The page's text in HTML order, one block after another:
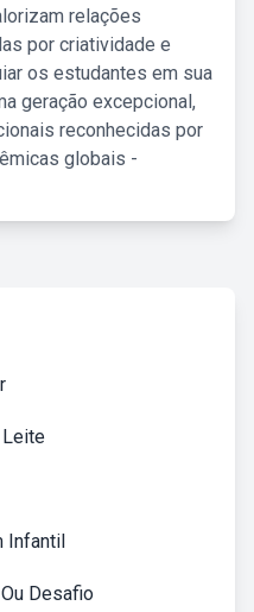
relações
por criatividade e
os estudantes em sua
geração excepcional,
reconhecidas por
globais -
Leite
Infantil
Desafio